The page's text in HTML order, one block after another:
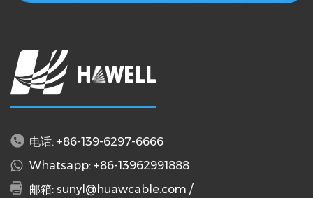
电话: +86-139-6297-6666
Whatsapp: +86-13962991888
邮箱: sunyl@huawcable.com /